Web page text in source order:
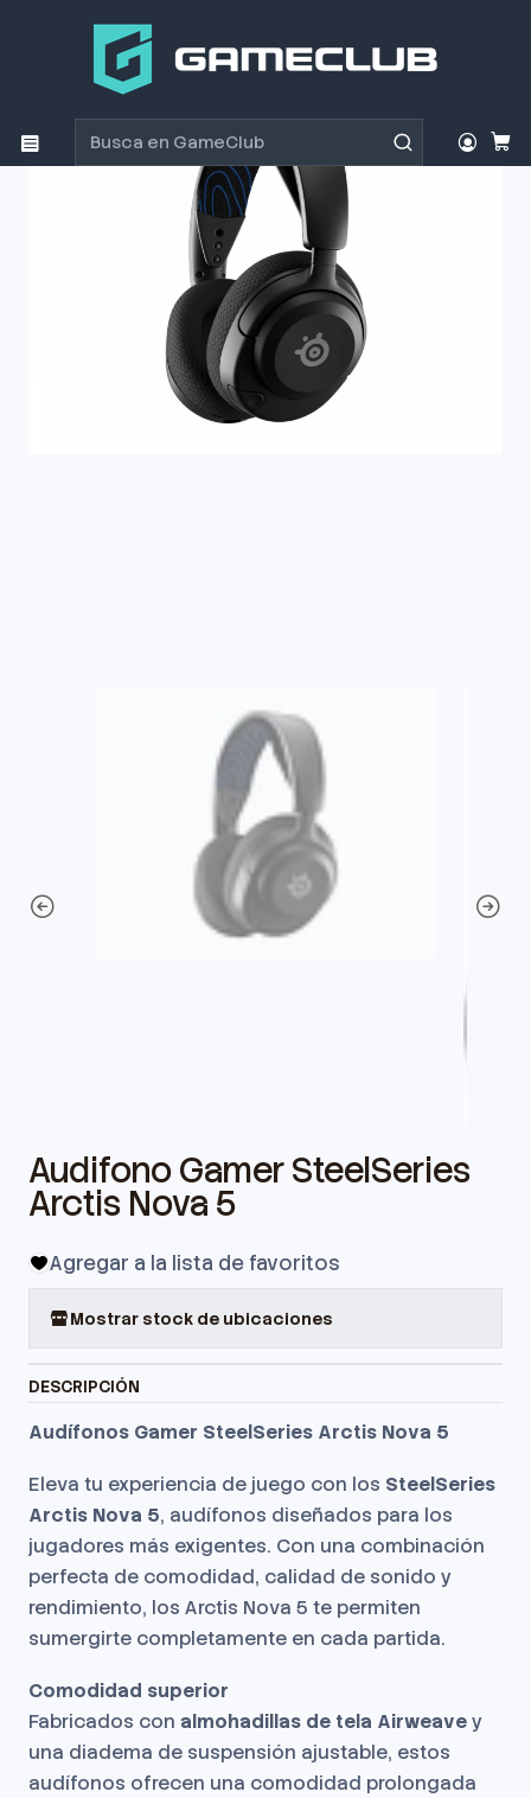
Productos
Audifono Gamer SteelSeries Arctis Nova 5
Audifono Gamer SteelSeries
Arctis Nova 5
Agregar a la lista de favoritos
Mostrar stock de ubicaciones
DESCRIPCIÓN
Audífonos Gamer SteelSeries Arctis Nova 5
Eleva tu experiencia de juego con los SteelSeries
Arctis Nova 5, audífonos diseñados para los
jugadores más exigentes. Con una combinación
perfecta de comodidad, calidad de sonido y
rendimiento, los Arctis Nova 5 te permiten
sumergirte completamente en cada partida.
Comodidad superior
Fabricados con almohadillas de tela Airweavey
una diadema de suspensión ajustable, estos
audífonos ofrecen una comodidad prolongada